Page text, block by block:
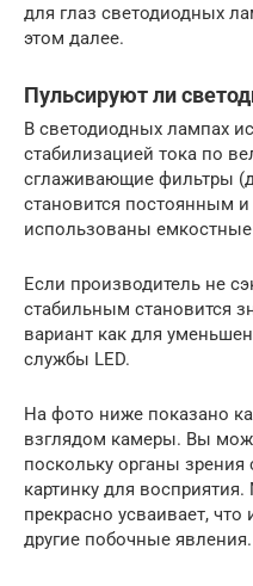
для глаз светодиодных
этом далее.
Пульсируют ли
В светодиодных лампах
стабилизацией тока по
сглаживающие фильтры
становится постоянным
использованы
Если производитель не
стабильным становится
вариант как для
службы LED.
На фото ниже показано
взглядом камеры. Вы
поскольку органы зрения
картинку для
прекрасно усваивает,
другие побочные явления.